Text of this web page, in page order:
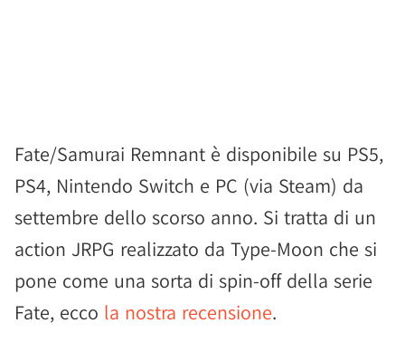
Fate/Samurai Remnant è disponibile su PS5,
PS4, Nintendo Switch e PC (via Steam) da
settembre dello scorso anno. Si tratta di un
action JRPG realizzato da Type-Moon che si
pone come una sorta di spin-off della serie
Fate, ecco la nostra recensione.